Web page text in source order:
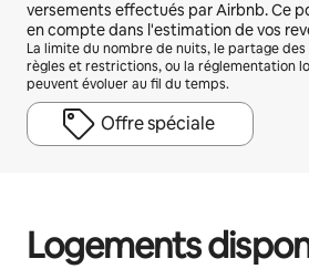
versements effectués par Airbnb. Ce
en compte dans l'estimation de vos
La limite du nombre de nuits, le partage
règles et restrictions, ou la réglementation
peuvent évoluer au fil du temps.
Offre spéciale
Logements